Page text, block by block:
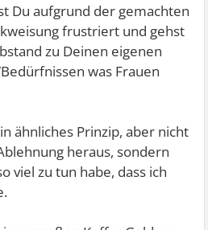
Du aufgrund der gemachten
frustriert und gehst
zu Deinen eigenen
was Frauen
ähnliches Prinzip, aber nicht
heraus, sondern
viel zu tun habe, dass ich